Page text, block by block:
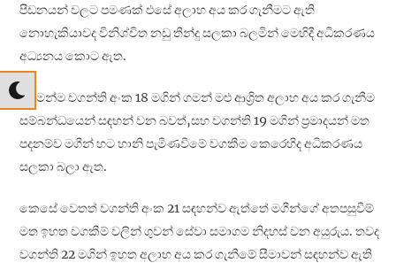
පීඩනයන් වලට පමණක් එසේ අලාභ අය කර ගැනීමට ඇති
නොහැකියාවද විනිශ්චිත නඩු තීන්දු සලකා බලමින් මෙහිදී අධිකරණය
අධ්‍යනය කොට ඇත.
එමෙන්ම වගන්ති අංක 18 මගින් ගමන් මළු ආශ්‍රිත අලාභ අය කර ගැනීම
සම්බන්ධයෙන් සඳහන් වන බවත්,සහ වගන්ති 19 මගින් ප්‍රමාදයන් මත
පදනම්ව මගීන් හට හානි පැමිණවීමේ වගකීම කෙරෙහිද අධිකරණය
සලකා බලා ඇත.
කෙසේ වෙතත් වගන්ති අංක 21 සඳහන්ව ඇත්තේ මගීන්ගේ අතපසුවීම්
මත ඉහත වගකීම් වලින් ගුවන් සේවා සමාගම නිදහස් වන අයුරුය. තවද
වගන්ති 22 මගින් ඉහත අලාභ අය කර ගැනීමේ සීමාවන් සඳහන්ව ඇති